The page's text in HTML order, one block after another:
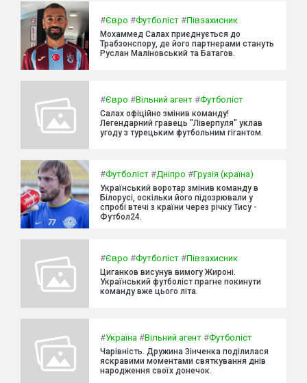
#Євро #Футболіст #Півзахисник
Мохаммед Салах приєднується до
Трабзонспору, де його партнерами стануть
Руслан Маліновський та Батагов.
#Євро #Вільний агент #Футболіст
Салах офіційно змінив команду!
Легендарний гравець "Ліверпуля" уклав
угоду з турецьким футбольним гігантом.
#Футболіст #Дніпро #Грузія (країна)
Український воротар змінив команду в
Білорусі, оскільки його підозрювали у
спробі втечі з країни через річку Тису -
Футбол24.
#Євро #Футболіст #Півзахисник
Циганков висунув вимогу Жироні.
Український футболіст прагне покинути
команду вже цього літа.
#Україна #Вільний агент #Футболіст
Чарівність. Дружина Зінченка поділилася
яскравими моментами святкування днів
народження своїх донечок.